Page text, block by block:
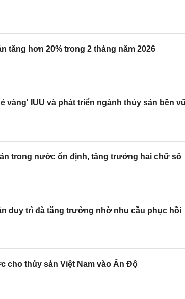
tăng hơn 20% trong 2 tháng năm 2026
vàng' IUU và phát triển ngành thủy sản bền
trong nước ổn định, tăng trưởng hai chữ số
duy trì đà tăng trưởng nhờ nhu cầu phục hồi
cho thủy sản Việt Nam vào Ấn Độ